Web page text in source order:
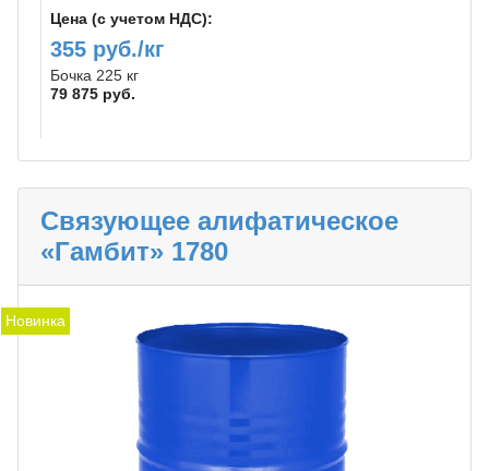
Цена (с учетом НДС):
355 руб./кг
Бочка 225 кг
79 875 руб.
Связующее алифатическое
«Гамбит» 1780
Новинка